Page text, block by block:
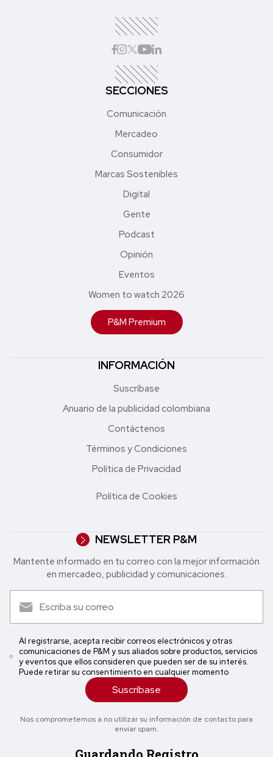
SECCIONES
Comunicación
Mercadeo
Consumidor
Marcas Sostenibles
Digital
Gente
Podcast
Opinión
Eventos
Women to watch 2026
P&M Premium
INFORMACIÓN
Suscríbase
Anuario de la publicidad colombiana
Contáctenos
Términos y Condiciones
Política de Privacidad
Política de Cookies
NEWSLETTER P&M
Mantente informado en tu correo con la mejor in formación
en mercadeo, publicidad y comunicaciones.
Al registrarse, acepta recibir correos electrónicos y otras
comunicaciones de P&M y sus aliados sobre productos, servicios
y eventos que ellos consideren que pueden ser de su interés.
Puede retirar su consentimiento en cualquier momento
Suscríbase
Nos comprometemos a no utilizar su información de contacto para
enviar spam.
Guardando Registro